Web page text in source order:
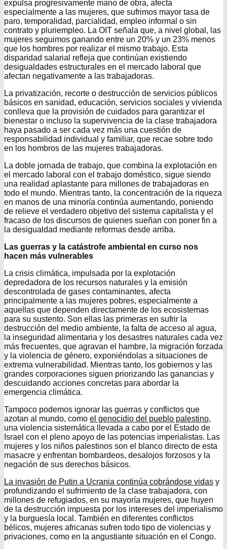
expulsa progresivamente mano de obra, afecta
especialmente a las mujeres, que sufrimos mayor tasa de
paro, temporalidad, parcialidad, empleo informal o sin
contrato y pluriempleo. La OIT señala que, a nivel global, las
mujeres seguimos ganando entre un 20% y un 23% menos
que los hombres por realizar el mismo trabajo. Esta
disparidad salarial refleja que continúan existiendo
desigualdades estructurales en el mercado laboral que
afectan negativamente a las trabajadoras.
La privatización, recorte o destrucción de servicios públicos
básicos en sanidad, educación, servicios sociales y vivienda
conlleva que la provisión de cuidados para garantizar el
bienestar o incluso la supervivencia de la clase trabajadora
haya pasado a ser cada vez más una cuestión de
responsabilidad individual y familiar, que recae sobre todo
en los hombros de las mujeres trabajadoras.
La doble jornada de trabajo, que combina la explotación en
el mercado laboral con el trabajo doméstico, sigue siendo
una realidad aplastante para millones de trabajadoras en
todo el mundo. Mientras tanto, la concentración de la riqueza
en manos de una minoría continúa aumentando, poniendo
de relieve el verdadero objetivo del sistema capitalista y el
fracaso de los discursos de quienes sueñan con poner fin a
la desigualdad mediante reformas desde arriba.
Las guerras y la catástrofe ambiental en curso nos
hacen más vulnerables
La crisis climática, impulsada por la explotación
depredadora de los recursos naturales y la emisión
descontrolada de gases contaminantes, afecta
principalmente a las mujeres pobres, especialmente a
aquellas que dependen directamente de los ecosistemas
para su sustento. Son ellas las primeras en sufrir la
destrucción del medio ambiente, la falta de acceso al agua,
la inseguridad alimentaria y los desastres naturales cada vez
más frecuentes, que agravan el hambre, la migración forzada
y la violencia de género, exponiéndolas a situaciones de
extrema vulnerabilidad. Mientras tanto, los gobiernos y las
grandes corporaciones siguen priorizando las ganancias y
descuidando acciones concretas para abordar la
emergencia climática.
Tampoco podemos ignorar las guerras y conflictos que
azotan al mundo, como el genocidio del pueblo palestino,
una violencia sistemática llevada a cabo por el Estado de
Israel con el pleno apoyo de las potencias imperialistas. Las
mujeres y los niños palestinos son el blanco directo de esta
masacre y enfrentan bombardeos, desalojos forzosos y la
negación de sus derechos básicos.
La invasión de Putin a Ucrania continúa cobrándose vidas y
profundizando el sufrimiento de la clase trabajadora, con
millones de refugiados, en su mayoría mujeres, que huyen
de la destrucción impuesta por los intereses del imperialismo
y la burguesía local. También en diferentes conflictos
bélicos, mujeres africanas sufren todo tipo de violencias y
privaciones, como en la angustiante situación en el Congo.